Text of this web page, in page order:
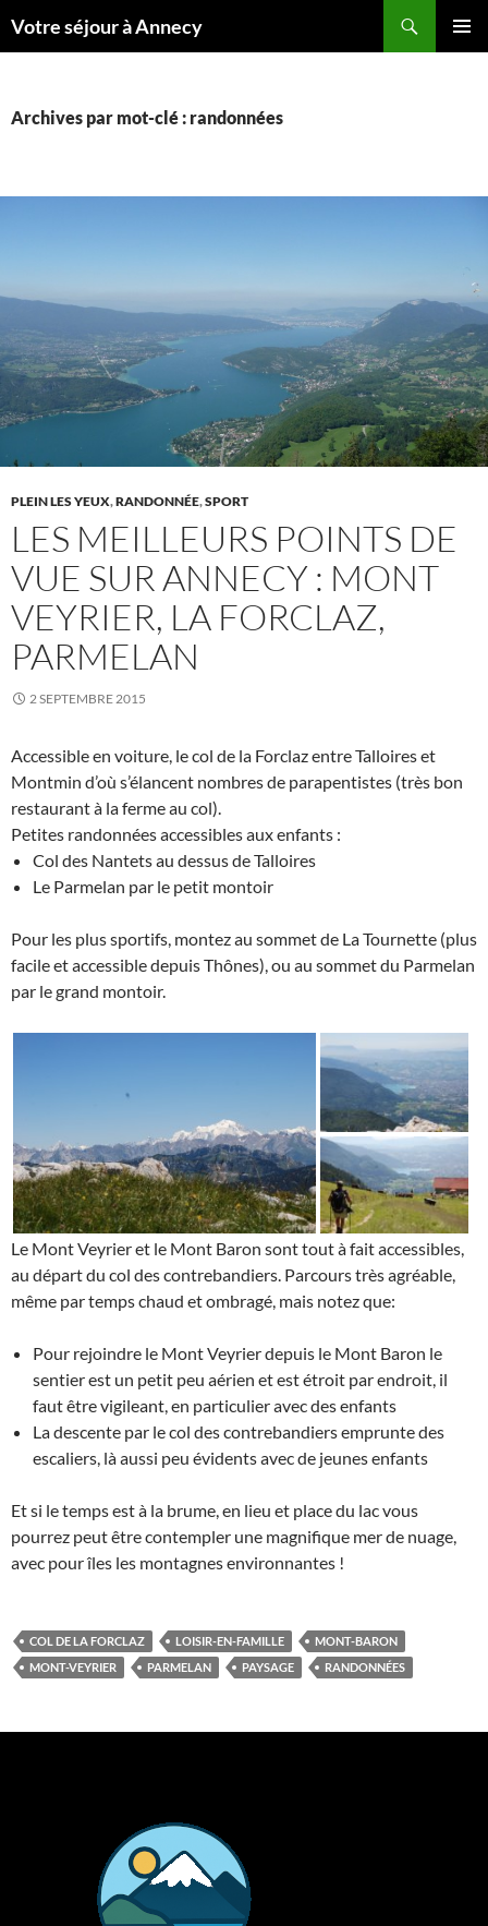
Votre séjour à Annecy
Archives par mot-clé : randonnées
PLEIN LES YEUX,RANDONNÉE,SPORT
LES MEILLEURS POINTS DE
VUE SUR ANNECY : MONT
VEYRIER, LA FORCLAZ,
PARMELAN
2 SEPTEMBRE 2015
Accessible en voiture, le col de la Forclaz entre Talloires et
Montmin d’où s’élancent nombres de parapentistes (très bon
restaurant à la ferme au col).
Petites randonnées accessibles aux enfants :
Col des Nantets au dessus de Talloires
Le Parmelan par le petit montoir
Pour les plus sportifs, montez au sommet de La Tournette (plus
facile et accessible depuis Thônes), ou au sommet du Parmelan
par le grand montoir.
Le Mont Veyrier et le Mont Baron sont tout à fait accessibles,
au départ du col des contrebandiers. Parcours très agréable,
même par temps chaud et ombragé, mais notez que:
Pour rejoindre le Mont Veyrier depuis le Mont Baron le
sentier est un petit peu aérien et est étroit par endroit, il
faut être vigileant, en particulier avec des enfants
La descente par le col des contrebandiers emprunte des
escaliers, là aussi peu évidents avec de jeunes enfants
Et si le temps est à la brume, en lieu et place du lac vous
pourrez peut être contempler une magnifique mer de nuage,
avec pour îles les montagnes environnantes !
COL DE LA FORCLAZ LOISIR-EN-FAMILLE
MONT-BARON
MONT-VEYRIER
PARMELAN PAYSAGE RANDONNÉES